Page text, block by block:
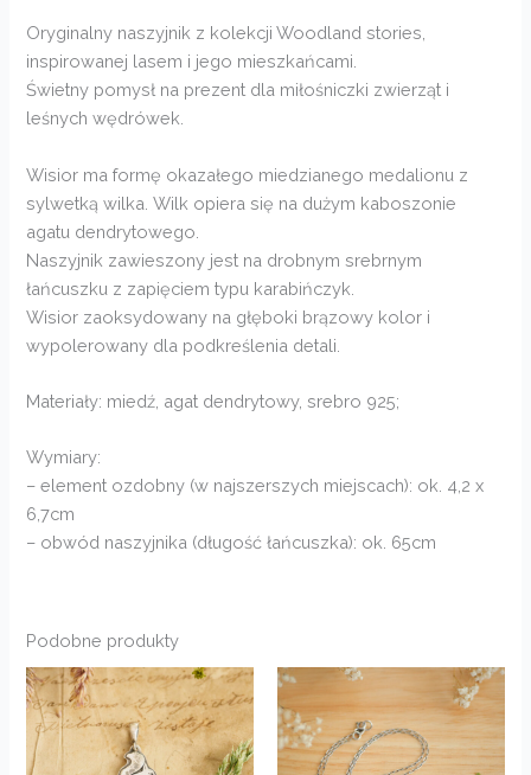
Oryginalny naszyjnik z kolekcji Woodland stories,
inspirowanej lasem i jego mieszkańcami.
Świetny pomysł na prezent dla miłośniczki zwierząt i
leśnych wędrówek.
Wisior ma formę okazałego miedzianego medalionu z
sylwetką wilka. Wilk opiera się na dużym kaboszonie
agatu dendrytowego.
Naszyjnik zawieszony jest na drobnym srebrnym
łańcuszku z zapięciem typu karabińczyk.
Wisior zaoksydowany na głęboki brązowy kolor i
wypolerowany dla podkreślenia detali.
Materiały: miedź, agat dendrytowy, srebro 925;
Wymiary:
– element ozdobny (w najszerszych miejscach): ok. 4,2 x
6,7cm
– obwód naszyjnika (długość łańcuszka): ok. 65cm
Podobne produkty